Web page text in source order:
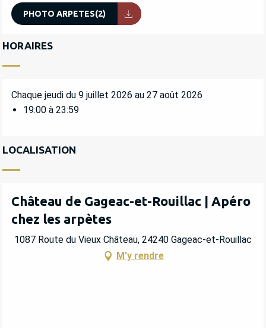
PHOTO ARPETES(2)
HORAIRES
Chaque jeudi du 9 juillet 2026 au 27 août 2026
19:00 à 23:59
LOCALISATION
Château de Gageac-et-Rouillac | Apéro
chez les arpètes
1087 Route du Vieux Château, 24240 Gageac-et-Rouillac
M'y rendre